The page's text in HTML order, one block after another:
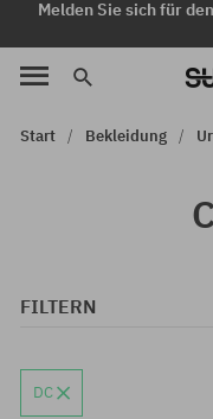
Melden Sie sich für
Start Bekleidung
FILTERN
DC